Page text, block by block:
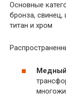
Основные
бронза, свинец,
титан и хром